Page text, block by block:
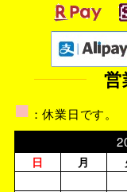
営
■ ：休業日です。
日 月